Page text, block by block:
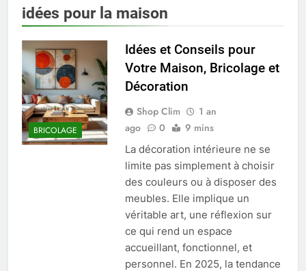
idées pour la maison
BRICOLAGE
Idées et Conseils pour
Votre Maison, Bricolage et
Décoration
Shop Clim
1 an
ago
0 9 mins
La décoration intérieure ne se
limite pas simplement à choisir
des couleurs ou à disposer des
meubles. Elle implique un
véritable art, une réflexion sur
ce qui rend un espace
accueillant, fonctionnel, et
personnel. En 2025, la tendance